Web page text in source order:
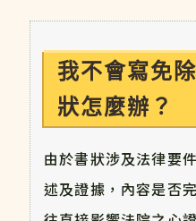
我不會寫免
狀怎麼辦？
由於書狀涉及法律要
述及證據，內容是否